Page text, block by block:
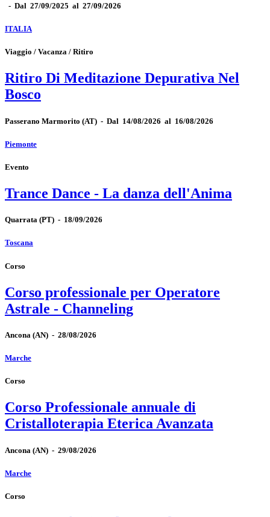
- Dal 27/09/2025 al 27/09/2026
ITALIA
Viaggio / Vacanza / Ritiro
Ritiro Di Meditazione Depurativa Nel
Bosco
Passerano Marmorito (AT) - Dal 14/08/2026 al 16/08/2026
Piemonte
Evento
Trance Dance - La danza dell'Anima
Quarrata (PT) - 18/09/2026
Toscana
Corso
Corso professionale per Operatore
Astrale - Channeling
Ancona (AN) - 28/08/2026
Marche
Corso
Corso Professionale annuale di
Cristalloterapia Eterica Avanzata
Ancona (AN) - 29/08/2026
Marche
Corso